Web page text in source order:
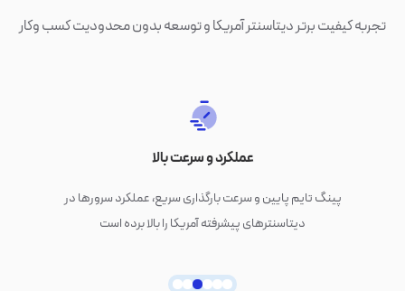
تجربه کیفیت برتر دیتاسنتر آمریکا و توسعه بدون محدودیت کسب وکار
عملکرد و سرعت بالا
پینگ تایم پایین و سرعت بارگذاری سریع، عملکرد سرورها در
دیتاسنترهای پیشرفته آمریکا را بالا برده است